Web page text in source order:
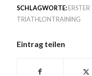
SCHLAGWORTE:
TRIATHLONTRAINING
Eintrag teilen